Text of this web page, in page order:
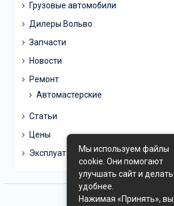
Грузовые автомобили
Дилеры Вольво
Запчасти
Новости
Ремонт
Автомастерские
Статьи
Цены
ЭксплуатацияМы используем файлы
cookie. Они помогают
улучшать сайт и делать
удобнее.
Нажимая «Принять», вы